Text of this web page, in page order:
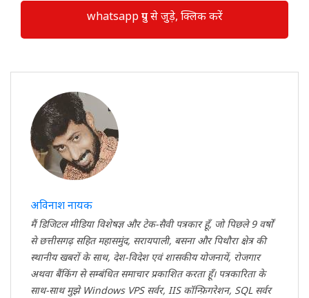
whatsapp ग्रुप से जुड़े, क्लिक करें
अविनाश नायक
मैं डिजिटल मीडिया विशेषज्ञ और टेक-सैवी पत्रकार हूँ, जो पिछले 9 वर्षों
से छत्तीसगढ़ सहित महासमुंद, सरायपाली, बसना और पिथौरा क्षेत्र की
स्थानीय खबरों के साथ, देश-विदेश एवं शासकीय योजनायें, रोजगार
अथवा बैंकिंग से सम्बंधित समाचार प्रकाशित करता हूँ। पत्रकारिता के
साथ-साथ मुझे Windows VPS सर्वर, IIS कॉन्फ़िगरेशन, SQL सर्वर